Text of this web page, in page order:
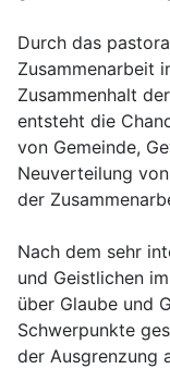
Durch das
Zusammenarbeit
Zusammenhalt
entsteht die
von Gemeinde,
Neuverteilung
der
Nach dem sehr
und Geistlichen
über Glaube und
Schwerpunkte
der Ausgrenzung